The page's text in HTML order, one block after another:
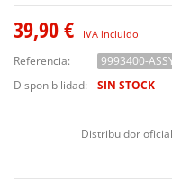
39,90 € IVA incluido
Referencia:
9993400-
Disponibilidad:
SIN STOCK
Distribuidor